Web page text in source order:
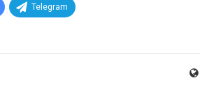
Telegram